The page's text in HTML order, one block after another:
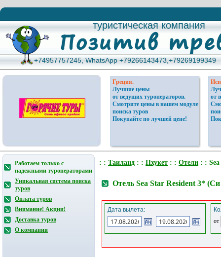
туристическая компания
туристическая компания
+74957757245, WhatsApp +79266143473,+79269199349
+74957757245, WhatsApp +79266143473,+79269199349
Греция.
Лучшие цены
от ведущих туроператоров.
Смотрите цены в нашем модуле
поиска туров
Покупайте по лучшей цене!
от
Работаем только с
надежными туроператорами
Уникальная система поиска
туров
Оплата туров
Внимание! Акции!
Доставка туров
О компании
: : Таиланд : : Пхукет : : Отели : :
Отель Sea Star Resident 3*
Дата вылета:
от